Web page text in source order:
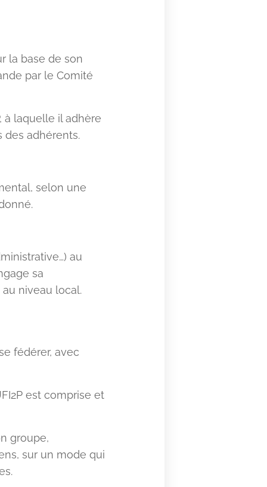
la base de son
par le Comité
à laquelle il adhère
des adhérents.
selon une
au
sa
niveau local.
fédérer, avec
est comprise et
groupe,
sur un mode qui